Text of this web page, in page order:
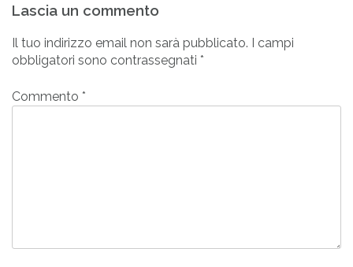
Lascia un commento
Il tuo indirizzo email non sarà pubblicato.
I campi
obbligatori sono contrassegnati *
Commento *